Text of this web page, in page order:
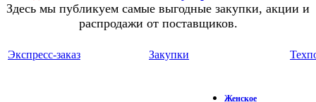
Здесь мы публикуем самые выгодные закупки, акции и
распродажи от поставщиков.
Экспресс-заказ Закупки
Женское